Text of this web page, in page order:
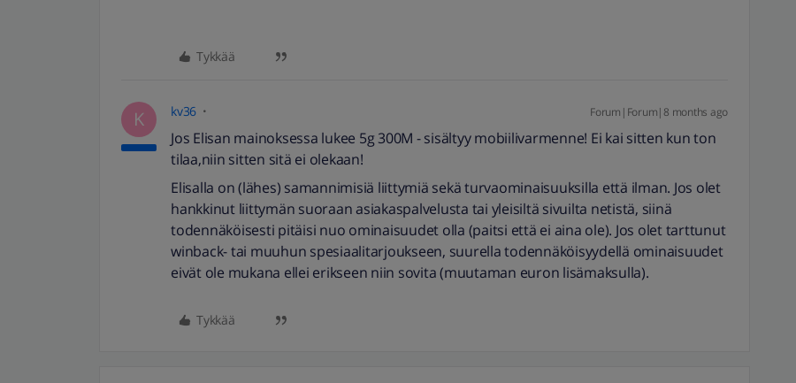
Tykkää
K kv36 Forum|Forum|8 months ago
Jos Elisan mainoksessa lukee 5g 300M - sisältyy mobiilivarmenne! Ei kai sitten kun ton
tilaa,niin sitten sitä ei olekaan!
Elisalla on (lähes) samannimisiä liittymiä sekä turvaominaisuuksilla että ilman. Jos olet
hankkinut liittymän suoraan asiakaspalvelusta tai yleisiltä sivuilta netistä, siinä
todennäköisesti pitäisi nuo ominaisuudet olla (paitsi että ei aina ole). Jos olet tarttunut
winback- tai muuhun spesiaalitarjoukseen, suurella todennäköisyydellä ominaisuudet
eivät ole mukana ellei erikseen niin sovita (muutaman euron lisämaksulla).
Tykkää